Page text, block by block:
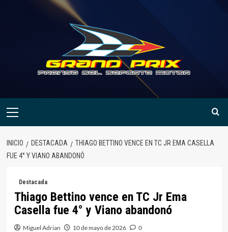
Menú
INICIO DESTACADA
THIAGO BETTINO VENCE EN TC JR EMA CASELLA
FUE 4° Y VIANO ABANDONÓ
Destacada
Thiago Bettino vence en TC Jr Ema
Casella fue 4° y Viano abandonó
Miguel Adrian 10 de mayo de 2026 0